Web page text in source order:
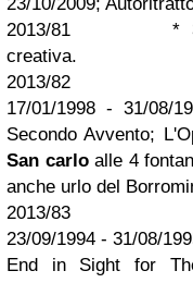
2013/81 * 30/04/
creativa.
2013/82 *+
17/01/1998 - 31/08/
Secondo Avvento;
San carloalle 4
anche urlo del
2013/83 *+
23/09/1994 - 31/08/
End in Sight for